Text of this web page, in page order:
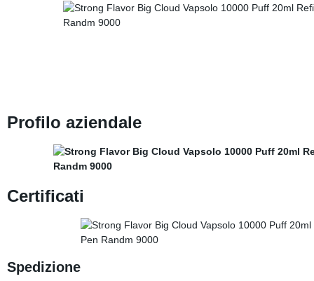
Profilo aziendale
Certificati
Spedizione